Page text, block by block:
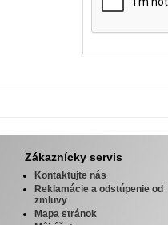
Zákaznícky servis
Kontaktujte nás
Reklamácie a odstúpenie od
zmluvy
Mapa stránok